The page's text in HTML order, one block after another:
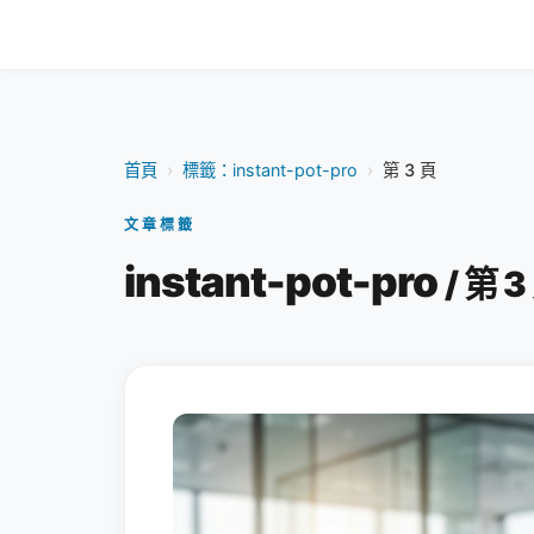
首頁 › 標籤：instant-pot-pro › 第 3 頁
文章標籤
instant-pot-pro / 第 3